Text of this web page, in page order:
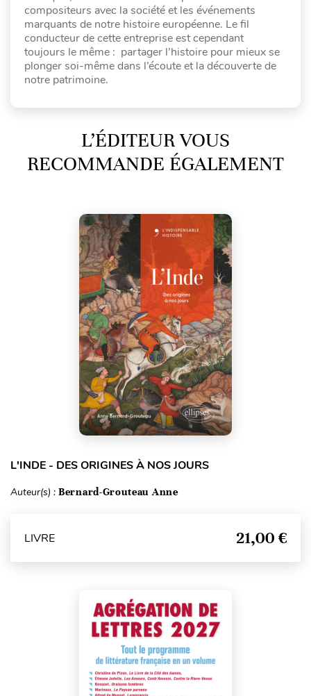
compositeurs avec la société et les événements
marquants de notre histoire européenne. Le fil
conducteur de cette entreprise est cependant
toujours le même : partager l’histoire pour mieux se
plonger soi-même dans l’écoute et la découverte de
notre patrimoine.
L’ÉDITEUR VOUS
RECOMMANDE ÉGALEMENT
L'INDE - DES ORIGINES À NOS JOURS
Auteur(s) : Bernard-Grouteau Anne
LIVRE 21,00 €